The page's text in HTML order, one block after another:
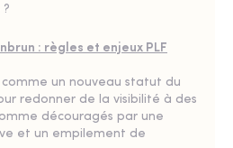
: règles et enjeux PLF
un nouveau statut du
redonner de la visibilité à des
découragés par une
et un empilement de